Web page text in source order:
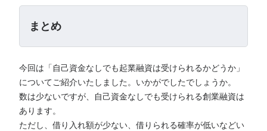
まとめ
今回は「自己資金なしでも起業融資は受けられるかどうか」
についてご紹介いたしました。いかがでしたでしょうか。
数は少ないですが、自己資金なしでも受けられる創業融資は
あります。
ただし、借り入れ額が少ない、借りられる確率が低いなどい